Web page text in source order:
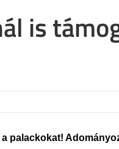
is
palackokat!